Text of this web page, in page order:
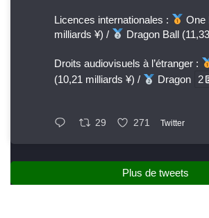
Licences internationales :
One
milliards ¥) /
Dragon Ball
Droits audiovisuels à l’étranger :
(10,21 milliards ¥) /
Dragon 2
29 271 Twitter
Plus de tweets